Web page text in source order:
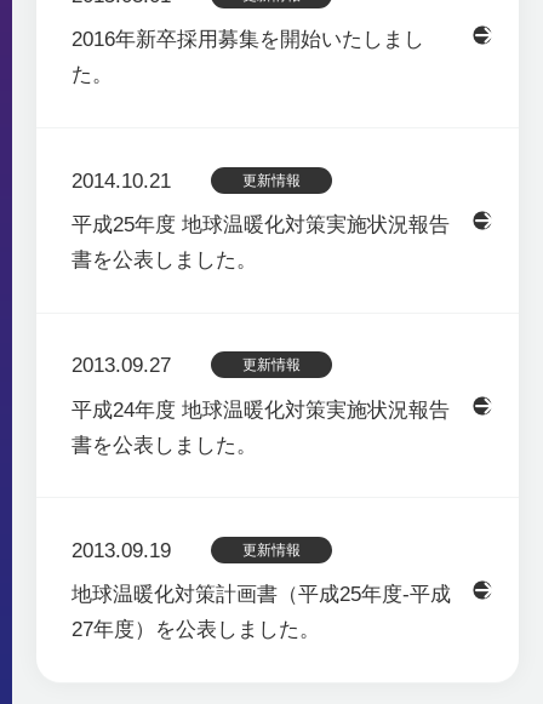
2016年新卒採用募集を開始いたしまし
た。
2014.10.21 更新情報
平成25年度 地球温暖化対策実施状況報告
書を公表しました。
2013.09.27 更新情報
平成24年度 地球温暖化対策実施状況報告
書を公表しました。
2013.09.19 更新情報
地球温暖化対策計画書（平成25年度-平成
27年度）を公表しました。